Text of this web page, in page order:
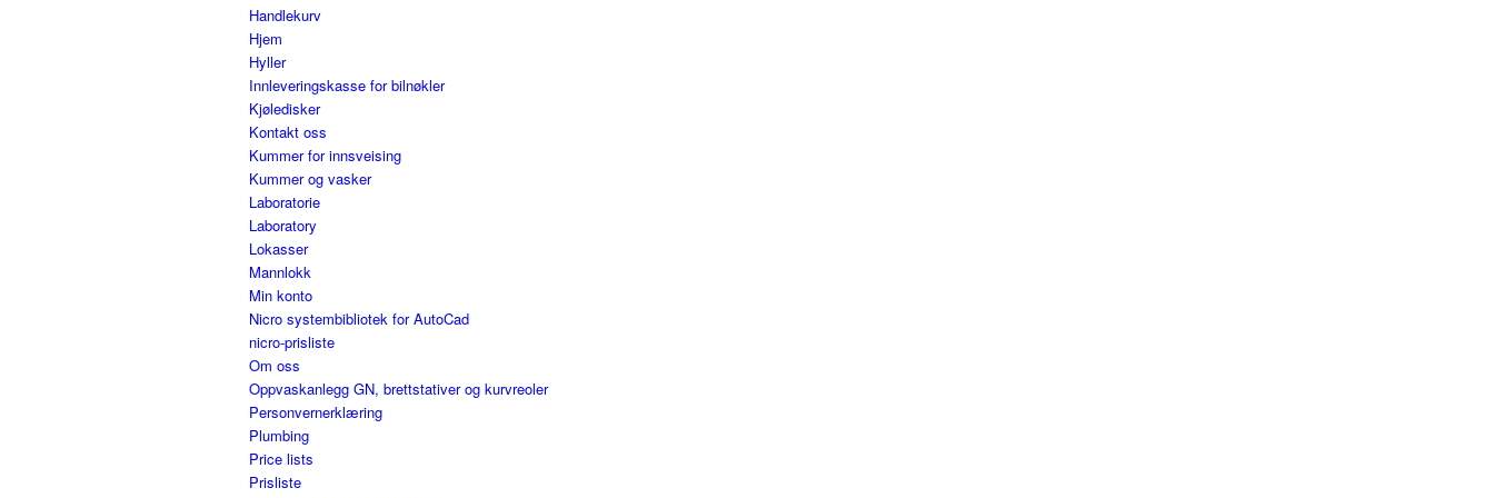
Handlekurv
Hjem
Hyller
Innleveringskasse for bilnøkler
Kjøledisker
Kontakt oss
Kummer for innsveising
Kummer og vasker
Laboratorie
Laboratory
Lokasser
Mannlokk
Min konto
Nicro systembibliotek for AutoCad
nicro-prisliste
Om oss
Oppvaskanlegg GN, brettstativer og kurvreoler
Personvernerklæring
Plumbing
Price lists
Prisliste